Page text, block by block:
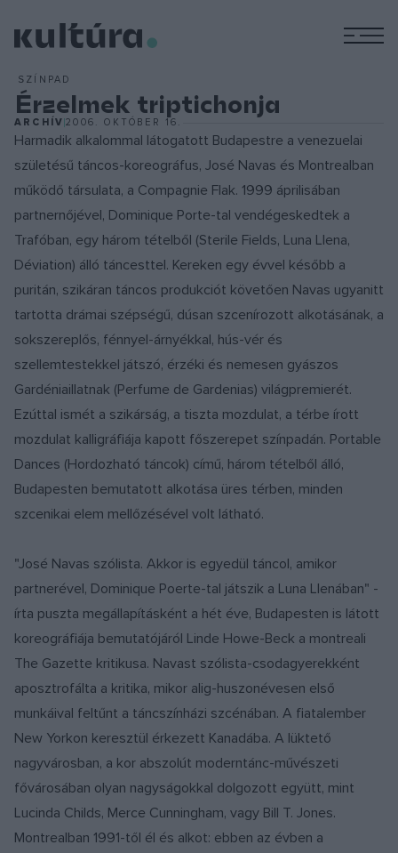
SZÍNPAD
Érzelmek triptichonja
ARCHÍV2006. OKTÓBER 16.
Harmadik alkalommal látogatott Budapestre a venezuelai
születésű táncos-koreográfus, José Navas és Montrealban
működő társulata, a Compagnie Flak. 1999 áprilisában
partnernőjével, Dominique Porte-tal vendégeskedtek a
Trafóban, egy három tételből (Sterile Fields, Luna Llena,
Déviation) álló táncesttel. Kereken egy évvel később a
puritán, szikáran táncos produkciót követően Navas ugyanitt
tartotta drámai szépségű, dúsan szcenírozott alkotásának, a
sokszereplős, fénnyel-árnyékkal, hús-vér és
szellemtestekkel játszó, érzéki és nemesen gyászos
Gardéniaillatnak (Perfume de Gardenias) világpremierét.
Ezúttal ismét a szikárság, a tiszta mozdulat, a térbe írott
mozdulat kalligráfiája kapott főszerepet színpadán. Portable
Dances (Hordozható táncok) című, három tételből álló,
Budapesten bemutatott alkotása üres térben, minden
szcenikai elem mellőzésével volt látható.
"José Navas szólista. Akkor is egyedül táncol, amikor
partnerével, Dominique Poerte-tal játszik a Luna Llenában" -
írta puszta megállapításként a hét éve, Budapesten is látott
koreográfiája bemutatójáról Linde Howe-Beck a montreali
The Gazette kritikusa. Navast szólista-csodagyerekként
aposztrofálta a kritika, mikor alig-huszonévesen első
munkáival feltűnt a táncszínházi szcénában. A fiatalember
New Yorkon keresztül érkezett Kanadába. A lüktető
nagyvárosban, a kor abszolút moderntánc-művészeti
fővárosában olyan nagyságokkal dolgozott együtt, mint
Lucinda Childs, Merce Cunningham, vagy Bill T. Jones.
Montrealban 1991-től él és alkot: ebben az évben a